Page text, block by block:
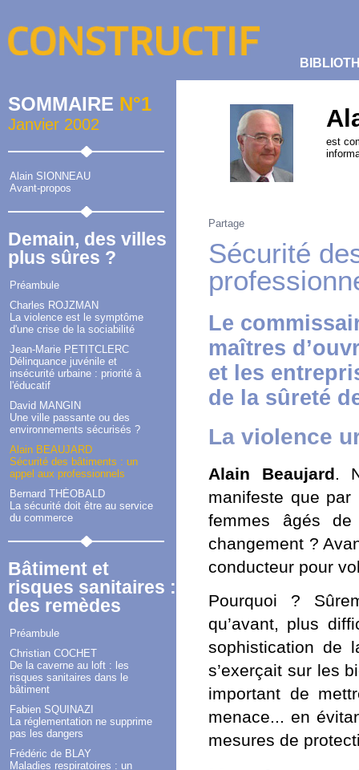
SOMMAIRE N°1
Janvier 2002
Alain SIONNEAU
Avant-propos
Demain, des villes
plus sûres ?
Préambule
Charles ROJZMAN
La violence est le symptôme
d'une crise de la sociabilité
Jean-Marie PETITCLERC
Délinquance juvénile et
insécurité urbaine : priorité à
l'éducatif
David MANGIN
Une ville passante ou des
environnements sécurisés ?
Alain BEAUJARD
Sécurité des bâtiments : un
appel aux professionnels
Bernard THÉOBALD
La sécurité doit être au service
du commerce
Bâtiment et
risques sanitaires :
des remèdes
Préambule
Christian COCHET
De la caverne au loft : les
risques sanitaires dans le
bâtiment
Fabien SQUINAZI
La réglementation ne supprime
pas les dangers
Frédéric de BLAY
Maladies respiratoires : un
est
Partage
Sécurité
Le
maîtres
et les
de la sûreté
La violence
Alain Beaujard.
manifeste que
femmes âgés
changement ?
conducteur pour
Pourquoi ?
qu’avant, plus
sophistication de
s’exerçait sur les
important de
menace... en
mesures de